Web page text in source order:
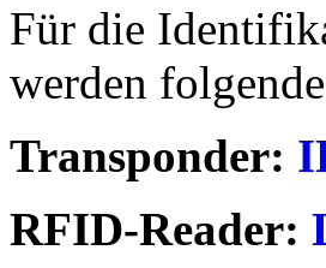
Für die
werden
Transponder:
RFID-Reader: